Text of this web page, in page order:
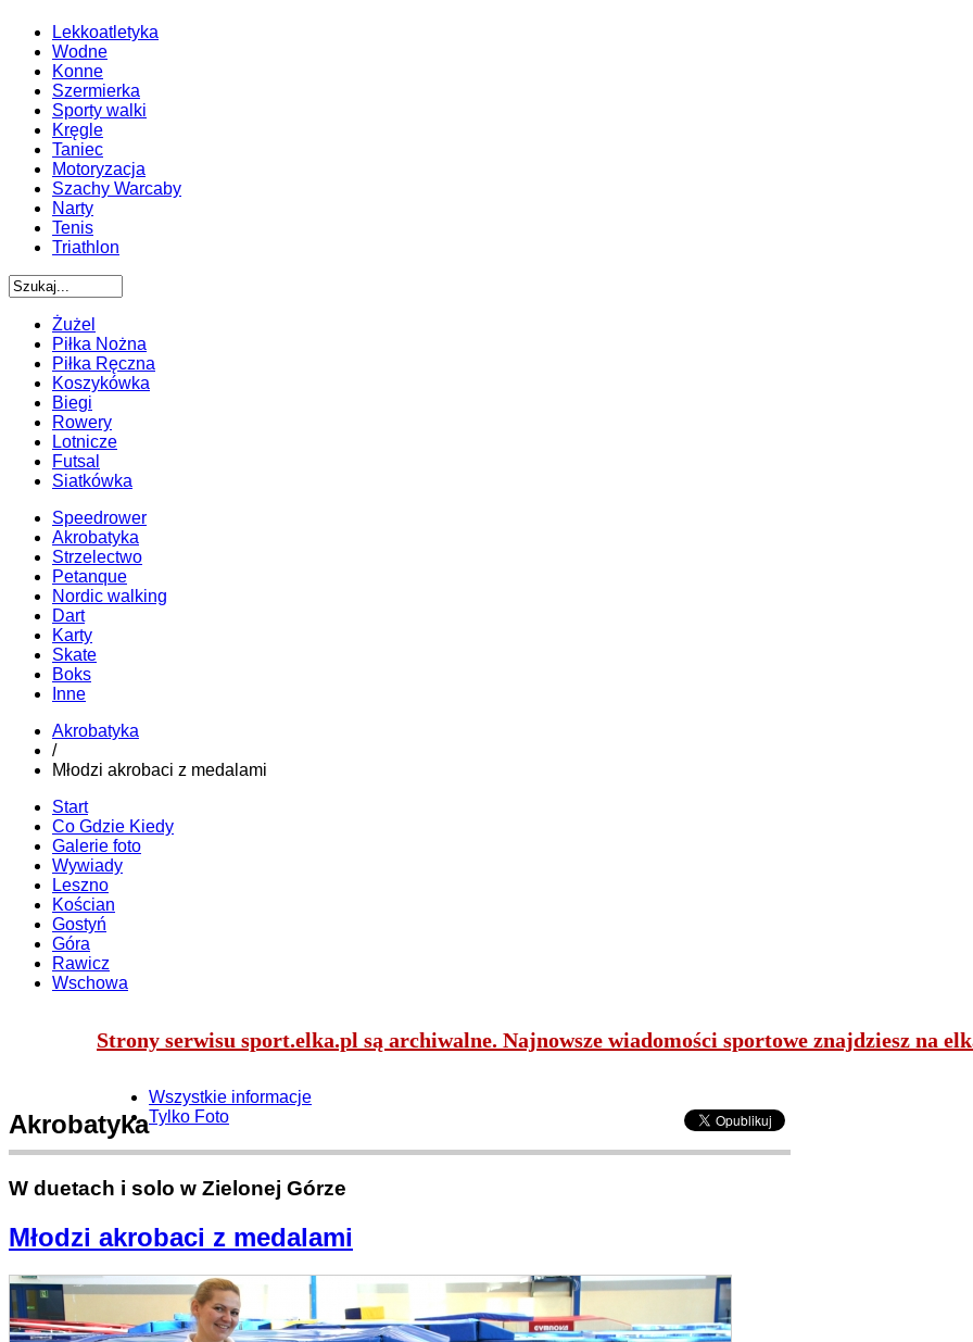
Lekkoatletyka
Wodne
Konne
Szermierka
Sporty walki
Kręgle
Taniec
Motoryzacja
Szachy Warcaby
Narty
Tenis
Triathlon
Żużel
Piłka Nożna
Piłka Ręczna
Koszykówka
Biegi
Rowery
Lotnicze
Futsal
Siatkówka
Speedrower
Akrobatyka
Strzelectwo
Petanque
Nordic walking
Dart
Karty
Skate
Boks
Inne
Akrobatyka
/
Młodzi akrobaci z medalami
Start
Co Gdzie Kiedy
Galerie foto
Wywiady
Leszno
Kościan
Gostyń
Góra
Rawicz
Wschowa
Strony serwisu sport.elka.pl są archiwalne. Najnowsze wiadomości sportowe znajdziesz na
Akrobatyka
Wszystkie informacje
Tylko Foto
W duetach i solo w Zielonej Górze
Młodzi akrobaci z medalami